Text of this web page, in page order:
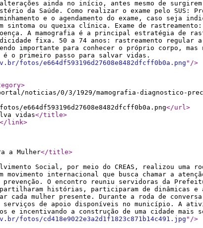
ainda no início, antes mesmo de surgirem
da Saúde. Como realizar o exame pelo SUS:
e o agendamento do exame, caso seja
sintoma ou queixa clínica. Exame de
A mamografia é a principal estratégia de
fixa. 50 a 74 anos: rastreamento regular
importante para conhecer o próprio corpo,
o primeiro passo para salvar vidas.
fotos/e664df593196d27608e8482dfcff0b0a.png " />
>
noticias/0/3/1929/mamografia-diagnostico-
e664df593196d27608e8482dfcff0b0a.png</url>
vidas</title>
</link>
a Mulher</title>
Social, por meio do CREAS, realizou uma
movimento internacional que busca chamar a
prevenção. O encontro reuniu servidoras da
histórias, participaram de dinâmicas e
cada mulher presente. Durante a roda de
de apoio disponíveis no município. A
e incentivando a construção de uma cidade
fotos/cd418e9022e3a2d1f1823c871b14c491.jpg " />